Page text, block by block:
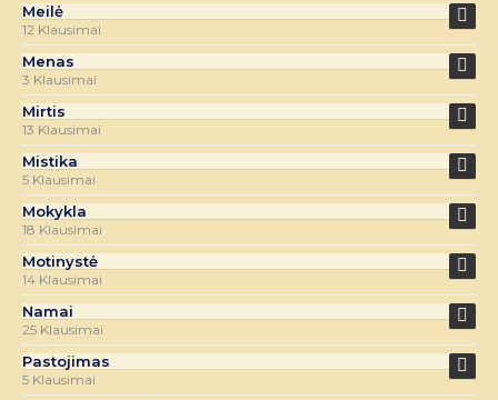
Meilė
12 Klausimai
Menas
3 Klausimai
Mirtis
13 Klausimai
Mistika
5 Klausimai
Mokykla
18 Klausimai
Motinystė
14 Klausimai
Namai
25 Klausimai
Pastojimas
5 Klausimai